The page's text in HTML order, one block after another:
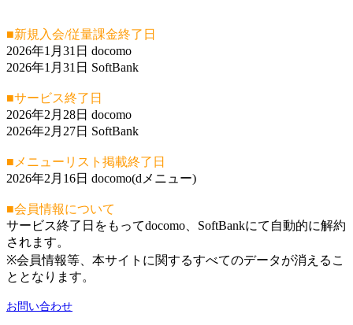
■新規入会/従量課金終了日
2026年1月31日 docomo
2026年1月31日 SoftBank
■サービス終了日
2026年2月28日 docomo
2026年2月27日 SoftBank
■メニューリスト掲載終了日
2026年2月16日 docomo(dメニュー)
■会員情報について
サービス終了日をもってdocomo、SoftBankにて自動的に解約
されます。
※会員情報等、本サイトに関するすべてのデータが消えるこ
ととなります。
お問い合わせ